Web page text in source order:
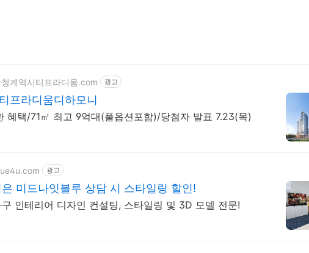
계역시티프라디움.com 광고
프라디움디하모니
혜택/71㎡ 최고 9억대(풀옵션포함)/당첨자 발표 7.23(목)
광고
미드나잇블루 상담 시 스타일링 할인!
인테리어 디자인 컨설팅, 스타일링 및 3D 모델 전문!